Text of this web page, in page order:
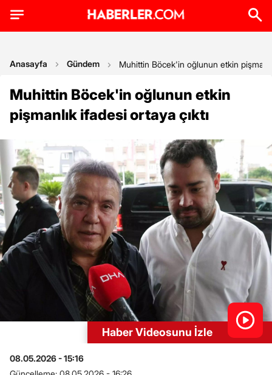
Anasayfa Gündem Muhittin Böcek'in oğlunun etkin
Muhittin Böcek'in oğlunun etkin
pişmanlık ifadesi ortaya çıktı
Haber Videosunu İzle
08.05.2026 - 15:16